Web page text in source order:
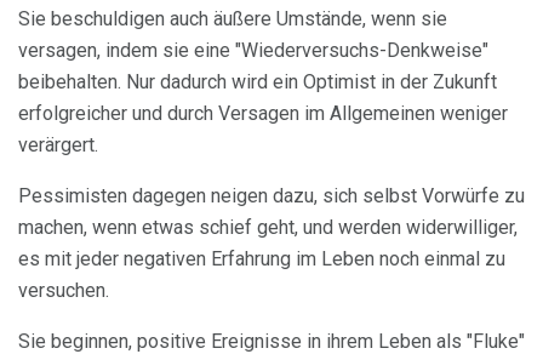
Sie beschuldigen auch äußere Umstände, wenn sie
versagen, indem sie eine "Wiederversuchs-Denkweise"
beibehalten. Nur dadurch wird ein Optimist in der Zukunft
erfolgreicher und durch Versagen im Allgemeinen weniger
verärgert.
Pessimisten dagegen neigen dazu, sich selbst Vorwürfe zu
machen, wenn etwas schief geht, und werden widerwilliger,
es mit jeder negativen Erfahrung im Leben noch einmal zu
versuchen.
Sie beginnen, positive Ereignisse in ihrem Leben als "Fluke"